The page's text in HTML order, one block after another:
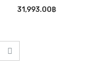
31,993.00฿